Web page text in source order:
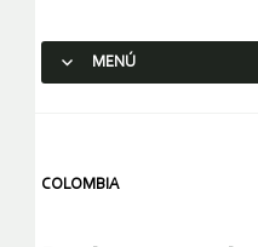
MENÚ
COLOMBIA